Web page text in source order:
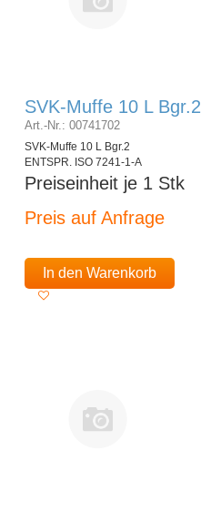
SVK-Muffe 10 L Bgr.2
Art.-Nr.: 00741702
SVK-Muffe 10 L Bgr.2
ENTSPR. ISO 7241-1-A
Preiseinheit je 1 Stk
Preis auf Anfrage
In den Warenkorb